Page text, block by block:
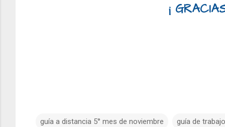
¡
guía a distancia 5° mes de noviembre guía de